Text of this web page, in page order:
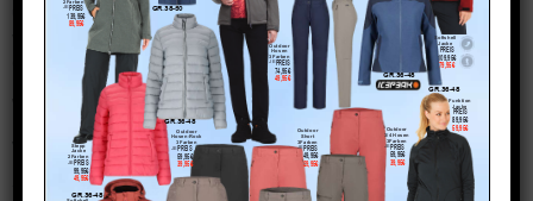
und Spiel Olsberg GmbH & Co.KG, welches unter der Domain
www.fruetel-sport-spiel.de sowie den verschiedenen Subdomains
(„unsere Website“) erreichbar ist.
Wer ist verantwortlich und wie erreiche ich Sie?
Verantwortlicher
für die Verarbeitung personenbezogener Daten im Sinne der EU-